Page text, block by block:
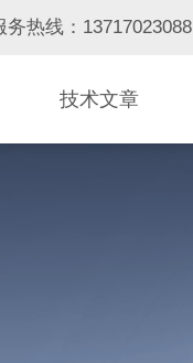
务热线：13717023088
技术文章